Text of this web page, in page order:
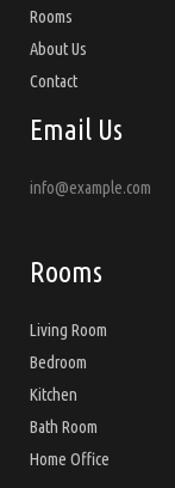
Rooms
About Us
Contact
Email Us
info@example.com
Rooms
Living Room
Bedroom
Kitchen
Bath Room
Home Office